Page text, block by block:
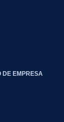
DE EMPRESA